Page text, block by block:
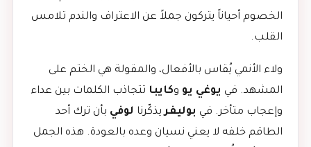
الخصوم أحياناً يتركون جملاً عن الاعتراف والندم تلامس
القلب.
ولاء الأنمي يُقاس بالأفعال، والمقولة هي الختم على
المشهد. في يوغي يو وكايبا تتجاذب الكلمات بين عداء
وإعجاب متأخر. في بوليفريذكّرنا لوفي بأن ترك أحد
الطاقم خلفه لا يعني نسيان وعده بالعودة. هذه الجمل